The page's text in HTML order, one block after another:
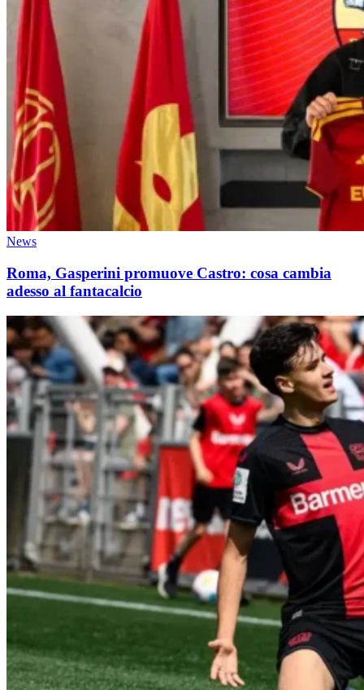
News
Roma, Gasperini promuove Castro: cosa cambia
adesso al fantacalcio